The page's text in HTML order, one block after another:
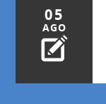
05
AGO